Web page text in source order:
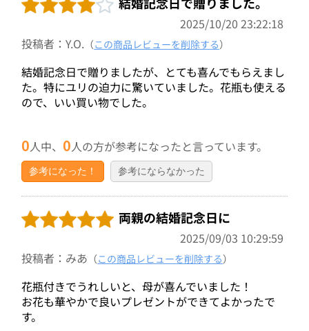
2025/10/20 23:22:18
投稿者：Y.O. （この商品レビューを削除する）
結婚記念日で贈りましたが、とても喜んでもらえまし
た。特にユリの迫力に驚いていました。花瓶も使える
ので、いい買い物でした。
0人中、0人の方が参考になったと言っています。
参考になった！ 参考にならなかった
両親の結婚記念日に
2025/09/03 10:29:59
投稿者：みあ （この商品レビューを削除する）
花瓶付きでうれしいと、母が喜んでいました！
お花も華やかで良いプレゼントができてよかったで
す。